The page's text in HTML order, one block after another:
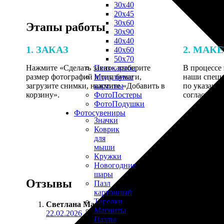
30х40
20х45
30х60
30х90
40х40
40х60
50х70
Пенокартон
Модульные
картины
ФотоПостеры
ФотоПодушки
Фотоcувениры
Значки
Коврик
для
мыши
Кружки
Новогодние
шары
Пазл
картонный
Тарелки
Магниты
Пазлы
Этапы работы
1. ЗАКАЗ
Нажмите «Сделать заказ», выберите
размер фотографий и тип бумаги,
загрузите снимки, нажмите «Добавить в
корзину».
2.
В процессе
наши
по
Отзывы
Светлана Малофеева
22.02.2026